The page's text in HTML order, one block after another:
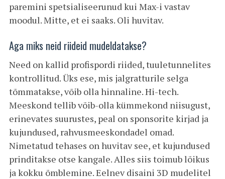
paremini spetsialiseerunud kui Max-i vastav
moodul. Mitte, et ei saaks. Oli huvitav.
Aga miks neid riideid mudeldatakse?
Need on kallid profispordi riided, tuuletunnelites
kontrollitud. Üks ese, mis jalgratturile selga
tõmmatakse, võib olla hinnaline. Hi-tech.
Meeskond tellib võib-olla kümmekond niisugust,
erinevates suurustes, peal on sponsorite kirjad ja
kujundused, rahvusmeeskondadel omad.
Nimetatud tehases on huvitav see, et kujundused
prinditakse otse kangale. Alles siis toimub lõikus
ja kokku õmblemine. Eelnev disaini 3D mudelitel